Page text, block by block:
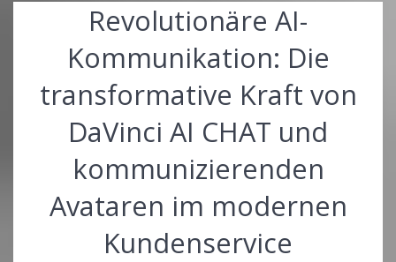
Revolutionäre AI-
Kommunikation: Die
transformative Kraft von
DaVinci AI CHAT und
kommunizierenden
Avataren im modernen
Kundenservice